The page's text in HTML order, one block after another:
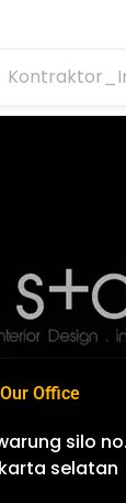
Our Office
silo
selatan